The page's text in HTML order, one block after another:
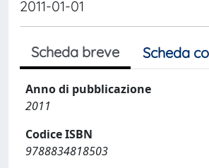
2011-01-01
Scheda breve Scheda
Anno di pubblicazione
2011
Codice ISBN
9788834818503